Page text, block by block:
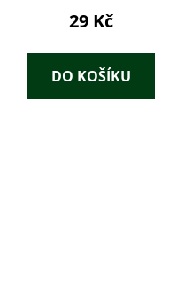
Svatopluk Čech
29 Kč
DO KOŠÍKU